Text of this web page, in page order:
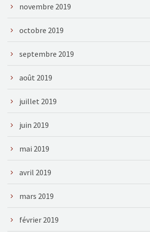
novembre 2019
octobre 2019
septembre 2019
août 2019
juillet 2019
juin 2019
mai 2019
avril 2019
mars 2019
février 2019